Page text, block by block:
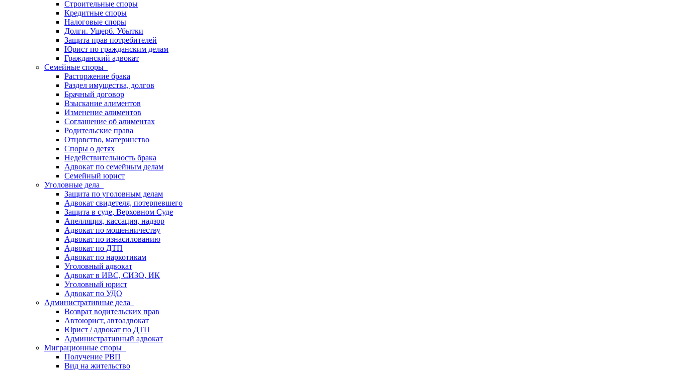
Строительные споры
Кредитные споры
Налоговые споры
Долги. Ущерб. Убытки
Защита прав потребителей
Юрист по гражданским делам
Гражданский адвокат
Семейные споры
Расторжение брака
Раздел имущества, долгов
Брачный договор
Взыскание алиментов
Изменение алиментов
Соглашение об алиментах
Родительские права
Отцовство, материнство
Споры о детях
Недействительность брака
Адвокат по семейным делам
Семейный юрист
Уголовные дела
Защита по уголовным делам
Адвокат свидетеля, потерпевшего
Защита в суде, Верховном Суде
Апелляция, кассация, надзор
Адвокат по мошенничеству
Адвокат по изнасилованию
Адвокат по ДТП
Адвокат по наркотикам
Уголовный адвокат
Адвокат в ИВС, СИЗО, ИК
Уголовный юрист
Адвокат по УДО
Административные дела
Возврат водительских прав
Автоюрист, автоадвокат
Юрист / адвокат по ДТП
Административный адвокат
Миграционные споры
Получение РВП
Вид на жительство